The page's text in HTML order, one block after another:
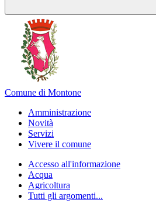
Comune di Montone
Amministrazione
Novità
Servizi
Vivere il comune
Accesso all'informazione
Acqua
Agricoltura
Tutti gli argomenti...